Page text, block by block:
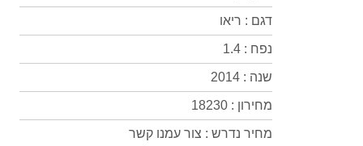
דגם : ריאו
נפח : 1.4
שנה : 2014
מחירון : 18230
מחיר נדרש : צור עמנו קשר